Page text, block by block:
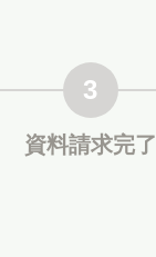
3
資料請求完了